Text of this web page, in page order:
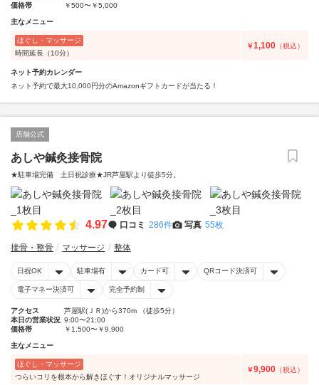
価格帯
￥500〜￥5,000
主なメニュー
ほぐし・マッサージ
時間延長（10分）
￥1,100 （税込）
ネット予約カレンダー
ネット予約で最大10,000円分のAmazonギフトカードが当たる！
店舗公式
あしや鍼灸接骨院
★駐車場完備 土日祝診療★JR芦屋駅より徒歩5分。
4.97 口コミ 286件 写真 55枚
接骨・整骨 マッサージ 整体
日祝OK 駐車場有 カード可 QRコード決済可
電子マネー決済可 完全予約制
アクセス
芦屋駅(ＪＲ)から370m （徒歩5分）
本日の営業状況 9:00〜21:00
価格帯
￥1,500〜￥9,900
主なメニュー
ほぐし・マッサージ
つらいコリを根本から解きほぐす！オリジナルマッサージ
￥9,900 （税込）